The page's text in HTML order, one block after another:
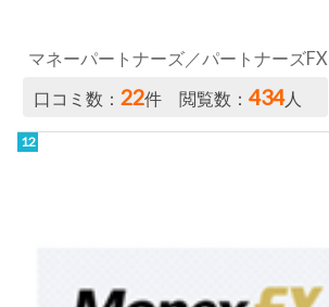
マネーパートナーズ／パートナーズFX
口コミ数：22件 閲覧数：434人